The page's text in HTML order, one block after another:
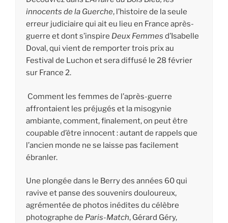
innocents de la Guerche, l’histoire de la seule
erreur judiciaire qui ait eu lieu en France après-
guerre et dont s’inspire Deux Femmes d’Isabelle
Doval, qui vient de remporter trois prix au
Festival de Luchon et sera diffusé le 28 février
sur France 2.
Comment les femmes de l’après-guerre
affrontaient les préjugés et la misogynie
ambiante, comment, finalement, on peut être
coupable d’être innocent : autant de rappels que
l’ancien monde ne se laisse pas facilement
ébranler.
Une plongée dans le Berry des années 60 qui
ravive et panse des souvenirs douloureux,
agrémentée de photos inédites du célèbre
photographe de Paris-Match, Gérard Géry,